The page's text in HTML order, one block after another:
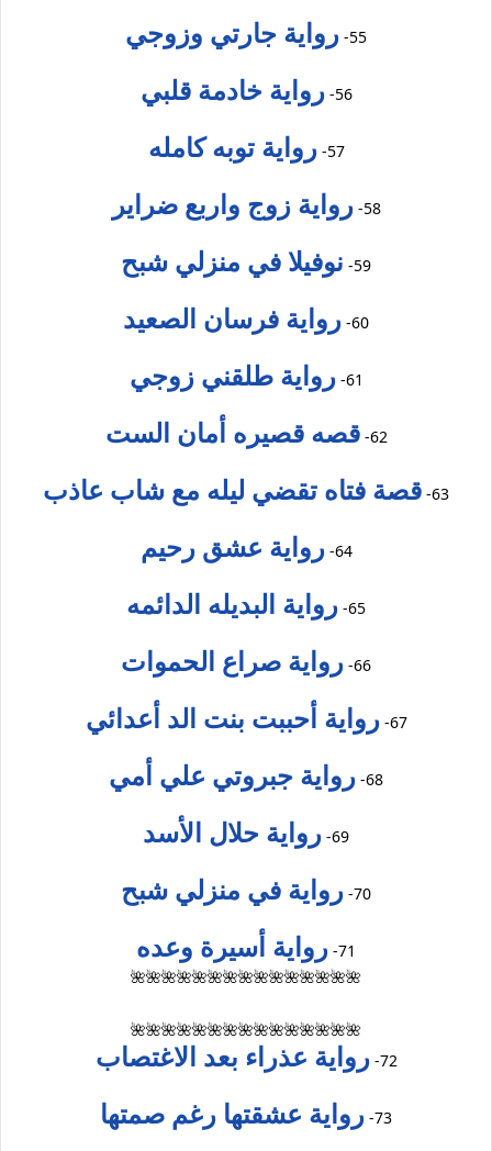
55- رواية جارتي وزوجي
56- رواية خادمة قلبي
57- رواية توبه كامله
58- رواية زوج واربع ضراير
59- نوفيلا في منزلي شبح
60- رواية فرسان الصعيد
61- رواية طلقني زوجي
62- قصه قصيره أمان الست
63- قصة فتاه تقضي ليله مع شاب عاذب
64- رواية عشق رحيم
65- رواية البديله الدائمه
66- رواية صراع الحموات
67- رواية أحببت بنت الد أعدائي
68- رواية جبروتي علي أمي
69- رواية حلال الأسد
70- رواية في منزلي شبح
71- رواية أسيرة وعده
🌺🌺🌺🌺🌺🌺🌺🌺🌺🌺🌺🌺🌺🌺🌺
🌺🌺🌺🌺🌺🌺🌺🌺🌺🌺🌺🌺🌺🌺🌺
72- رواية عذراء بعد الاغتصاب
73- رواية عشقتها رغم صمتها